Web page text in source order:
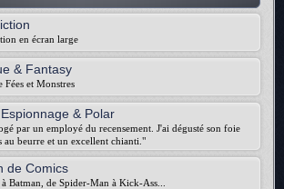
en écran large
& Fantasy
et Monstres
& Polar
par un employé du recensement. J'ai dégusté son foie
au beurre et un excellent chianti."
de Comics
Batman, de Spider-Man à Kick-Ass...